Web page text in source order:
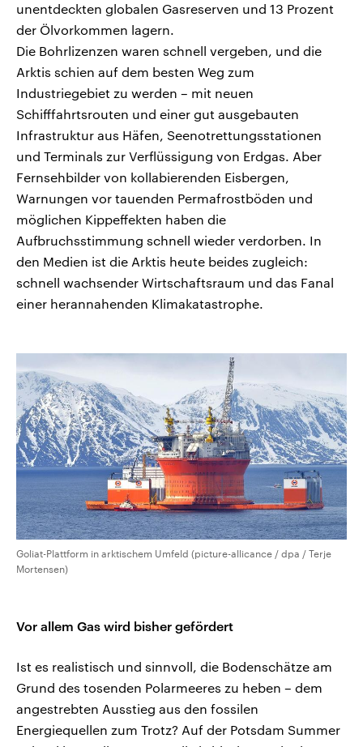
unentdeckten globalen Gasreserven und 13 Prozent
der Ölvorkommen lagern.
Die Bohrlizenzen waren schnell vergeben, und die
Arktis schien auf dem besten Weg zum
Industriegebiet zu werden – mit neuen
Schifffahrtsrouten und einer gut ausgebauten
Infrastruktur aus Häfen, Seenotrettungsstationen
und Terminals zur Verflüssigung von Erdgas. Aber
Fernsehbilder von kollabierenden Eisbergen,
Warnungen vor tauenden Permafrostböden und
möglichen Kippeffekten haben die
Aufbruchsstimmung schnell wieder verdorben. In
den Medien ist die Arktis heute beides zugleich:
schnell wachsender Wirtschaftsraum und das Fanal
einer herannahenden Klimakatastrophe.
Goliat-Plattform in arktischem Umfeld (picture-allicance / dpa / Terje
Mortensen)
Vor allem Gas wird bisher gefördert
Ist es realistisch und sinnvoll, die Bodenschätze am
Grund des tosenden Polarmeeres zu heben – dem
angestrebten Ausstieg aus den fossilen
Energiequellen zum Trotz? Auf der Potsdam Summer